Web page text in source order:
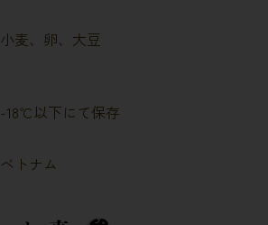
小麦、卵、大豆
-18℃以下にて保存
ベトナム